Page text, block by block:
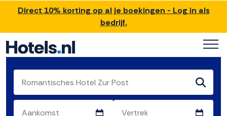
Direct 10% korting op al je boekingen - Log in als
bedrijf.